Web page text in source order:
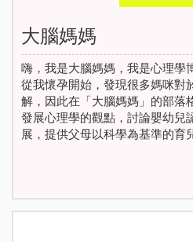
大腦媽媽
嗨，我是大腦媽媽，我是心理學
從我懷孕開始，發現很多媽咪對
解，因此在「大腦媽媽」的部落
發展心理學的觀點，討論嬰幼兒
展，提供父母以科學為基準的育